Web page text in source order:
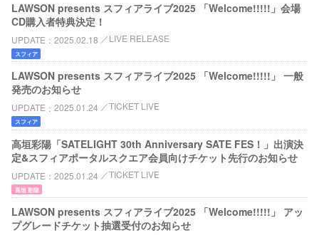
LAWSON presents スフィアライブ2025 「Welcome!!!!!」会場
CD購入者特典決定！
UPDATE 2025.02.18 LIVE RELEASE
スフィア
LAWSON presents スフィアライブ2025 「Welcome!!!!!」 一般
発売のお知らせ
UPDATE 2025.01.24 TICKET LIVE
スフィア
高垣彩陽「SATELIGHT 30th Anniversary SATE FES！」出演決
定&スフィアポータルスクエア会員向けチケット先行のお知らせ
UPDATE 2025.01.24 TICKET LIVE
高垣 彩陽
LAWSON presents スフィアライブ2025 「Welcome!!!!!」 アッ
プグレードチケット抽選受付のお知らせ